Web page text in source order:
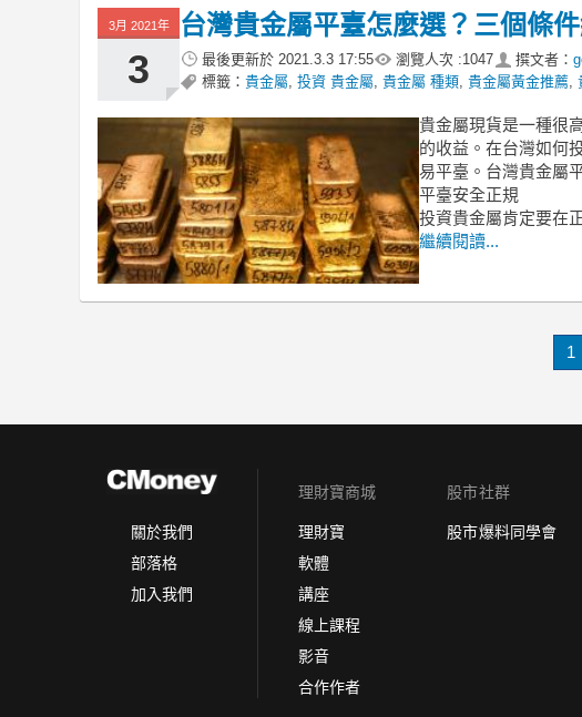
3月 2021年
3
台灣貴金屬平臺怎麼選？三個條件
最後更新於 2021.3.3 17:55 瀏覽人次 :1047 撰文者：
標籤： 貴金屬 投資 貴金屬 貴金屬 種類 貴金屬黃金推薦
貴金屬現貨是一種很
的收益。在台灣如何
易平臺。台灣貴金屬
平臺安全正規
投資貴金屬肯定要在
繼續閱讀...
1
關於我們
部落格
加入我們
理財寶商城
理財寶
軟體
講座
線上課程
影音
合作作者
股市社群
股市爆料同學會